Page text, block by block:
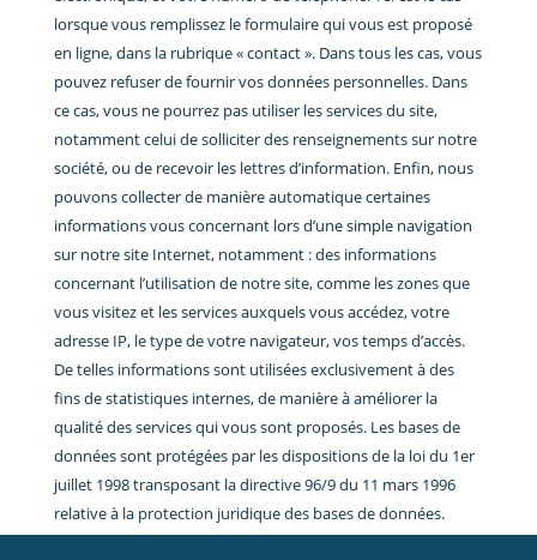
lorsque vous remplissez le formulaire qui vous est proposé
en ligne, dans la rubrique « contact ». Dans tous les cas, vous
pouvez refuser de fournir vos données personnelles. Dans
ce cas, vous ne pourrez pas utiliser les services du site,
notamment celui de solliciter des renseignements sur notre
société, ou de recevoir les lettres d’information. Enfin, nous
pouvons collecter de manière automatique certaines
informations vous concernant lors d’une simple navigation
sur notre site Internet, notamment : des informations
concernant l’utilisation de notre site, comme les zones que
vous visitez et les services auxquels vous accédez, votre
adresse IP, le type de votre navigateur, vos temps d’accès.
De telles informations sont utilisées exclusivement à des
fins de statistiques internes, de manière à améliorer la
qualité des services qui vous sont proposés. Les bases de
données sont protégées par les dispositions de la loi du 1er
juillet 1998 transposant la directive 96/9 du 11 mars 1996
relative à la protection juridique des bases de données.